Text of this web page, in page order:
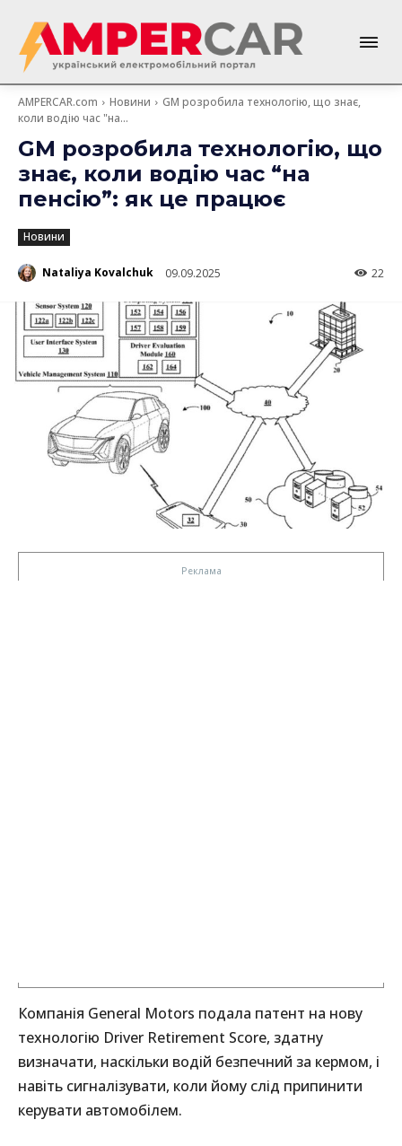
AMPERCAR.com Новини
GM розробила технологію, що знає,
коли водію час "на...
GM розробила технологію, що
знає, коли водію час “на
пенсію”: як це працює
Новини
Nataliya Kovalchuk 09.09.2025 22
Компанія General Motors подала патент на нову
технологію Driver Retirement Score, здатну
визначати, наскільки водій безпечний за кермом, і
навіть сигналізувати, коли йому слід припинити
керувати автомобілем.